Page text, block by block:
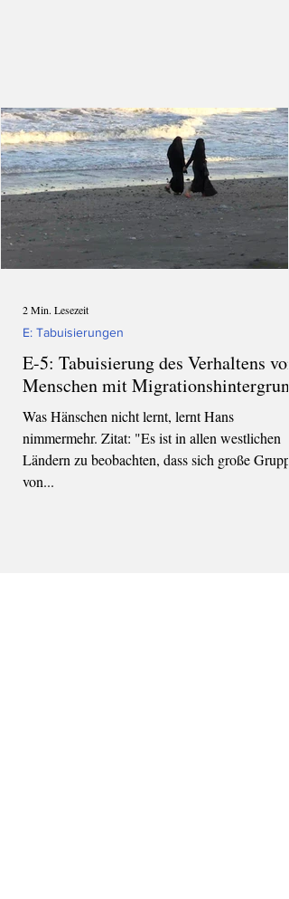
E-5: Tabuisierung des Verhaltens von
Menschen mit Migrationshintergrund
Was Hänschen nicht lernt, lernt Hans
nimmermehr. Zitat: "Es ist in allen westlichen
Ländern zu beobachten, dass sich große
von...
E: Tabuisierungen
2 Min. Lesezeit